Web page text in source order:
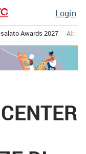
Login
Awards 2027